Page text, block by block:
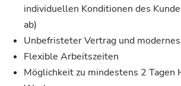
individuellen Konditionen des
ab)
Unbefristeter Vertrag und
Flexible Arbeitszeiten
Möglichkeit zu mindestens 2 Tagen